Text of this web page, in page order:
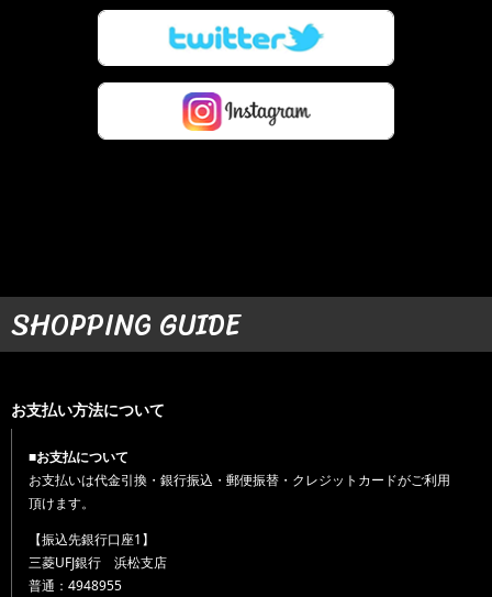
SHOPPING GUIDE
お支払い方法について
■お支払について
お支払いは代金引換・銀行振込・郵便振替・クレジットカードがご利用
頂けます。
【振込先銀行口座1】
三菱UFJ銀行 浜松支店
普通：4948955